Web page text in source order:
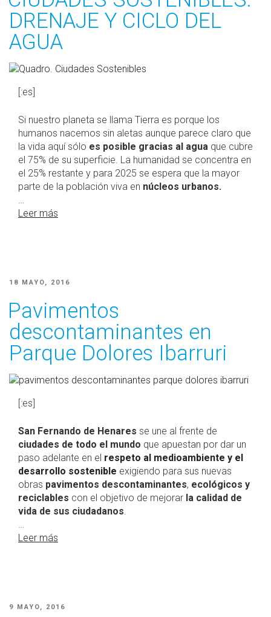
DRENAJE Y CICLO DEL
AGUA
[:es]
Si nuestro planeta se llama Tierra es porque los
humanos nacemos sin aletas aunque parece claro que
la vida aquí sólo es posible gracias al agua que cubre
el 75% de su superficie. La humanidad se concentra en
el 25% restante y para 2025 se espera que la mayor
parte de la población viva en núcleos urbanos.
…
Leer más
PUBLICADO
18 MAYO, 2016
Pavimentos
descontaminantes en
Parque Dolores Ibarruri
[:es]
San Fernando de Henares se une al frente de
ciudades de todo el mundo que apuestan por dar un
paso adelante en el respeto al medioambiente y el
desarrollo sostenible exigiendo para sus nuevas
obras pavimentos descontaminantes, ecológicos y
reciclables con el objetivo de mejorar la calidad de
vida de sus ciudadanos
Leer más
PUBLICADO
9 MAYO, 2016